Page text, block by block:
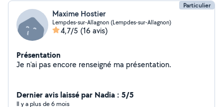
Particulier
Maxime Hostier
Lempdes-sur-Allagnon (Lempdes-sur-Allagnon)
4,7/5 (16 avis)
Présentation
Je n'ai pas encore renseigné ma présentation.
Dernier avis laissé par Nadia : 5/5
Il y a plus de 6 mois